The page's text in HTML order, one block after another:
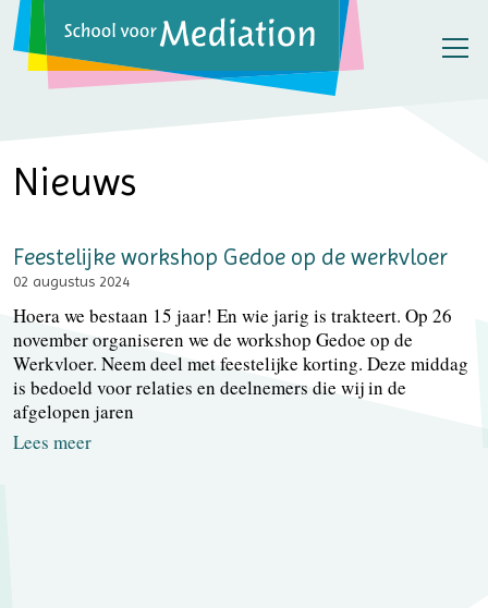
Nieuws
Feestelijke workshop Gedoe op de werkvloer
02 augustus 2024
Hoera we bestaan 15 jaar! En wie jarig is trakteert. Op 26
november organiseren we de workshop Gedoe op de
Werkvloer. Neem deel met feestelijke korting. Deze middag
is bedoeld voor relaties en deelnemers die wij in de
afgelopen jaren
Lees meer